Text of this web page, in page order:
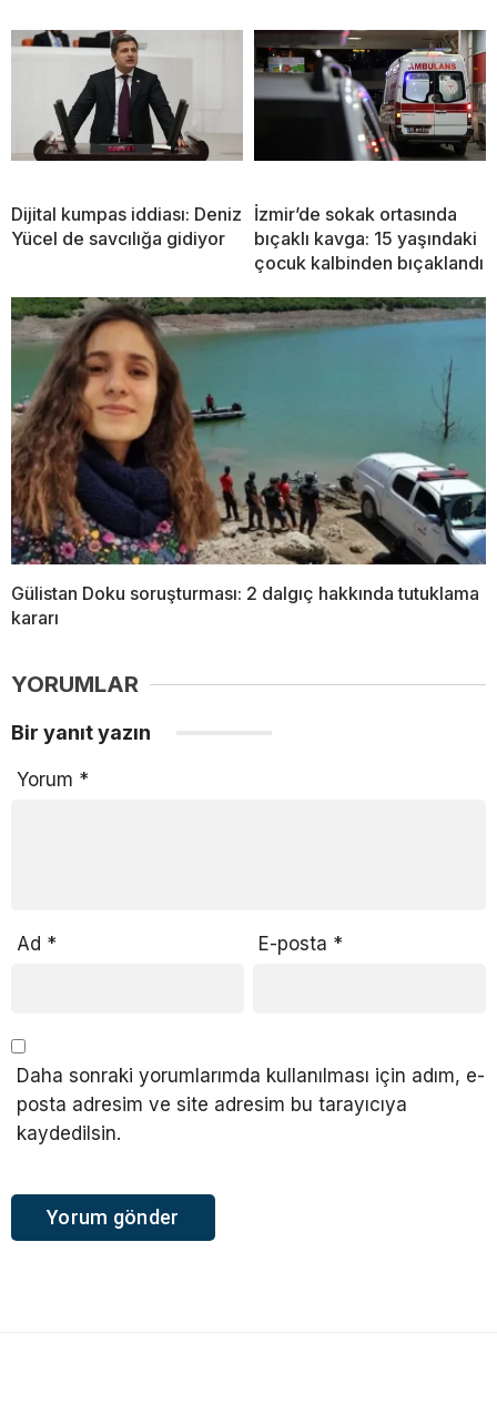
Dijital kumpas iddiası: Deniz
Yücel de savcılığa gidiyor
İzmir’de sokak ortasında
bıçaklı kavga: 15 yaşındaki
çocuk kalbinden bıçaklandı
Gülistan Doku soruşturması: 2 dalgıç hakkında tutuklama
kararı
YORUMLAR
Bir yanıt yazın
Yorum *
Ad * E-posta *
Daha sonraki yorumlarımda kullanılması için adım, e-
posta adresim ve site adresim bu tarayıcıya
kaydedilsin.